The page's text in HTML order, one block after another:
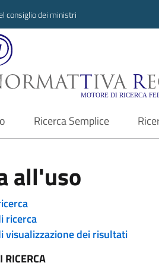
consiglio dei ministri
Ricerca Semplice
all'uso
ricerca
visualizzazione dei risultati
RICERCA